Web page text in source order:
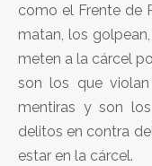
como el Frente de
matan, los
meten a la cárcel
son los que
mentiras y son
delitos en contra
estar en la cárcel.